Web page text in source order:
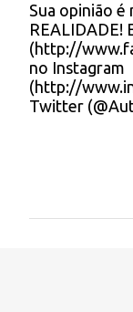
c
o
m
e
n
t
Sua opinião
REALIDADE!
(http://
no Instagram
(http://
Twitter